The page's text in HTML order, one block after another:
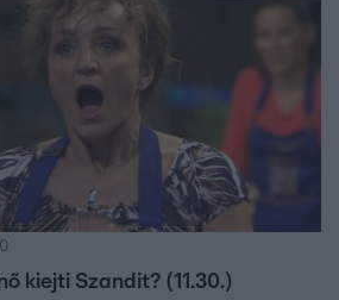
kiejti Szandit? (11.30.)